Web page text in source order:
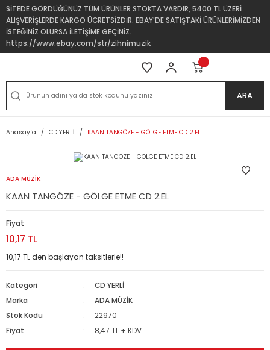
SİTEDE GÖRDÜĞÜNÜZ TÜM ÜRÜNLER STOKTA VARDIR, 5400 TL ÜZERİ
ALIŞVERİŞLERDE KARGO ÜCRETSİZDİR. EBAY'DE SATIŞTAKİ ÜRÜNLERİMİZDEN
İSTEĞİNİZ OLURSA İLETİŞİME GEÇİNİZ.
https://www.ebay.com/str/zihnimuzik
ARA
Anasayfa CD YERLİ KAAN TANGÖZE - GÖLGE ETME CD 2.EL
ADA MÜZİK
KAAN TANGÖZE - GÖLGE ETME CD 2.EL
Fiyat
10,17 TL
10,17 TL den başlayan taksitlerle!!
Kategori
CD YERLİ
Marka
ADA MÜZİK
Stok Kodu
22970
Fiyat
8,47 TL + KDV